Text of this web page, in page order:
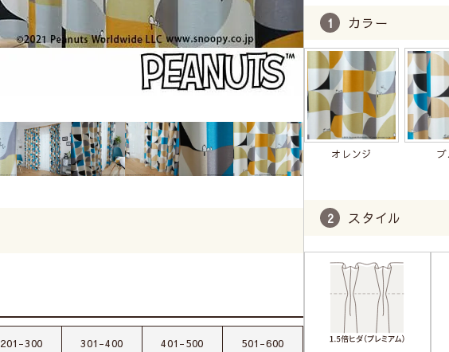
201-300 301-400 401-500 501-600
カラー
オレンジ ブ
スタイル